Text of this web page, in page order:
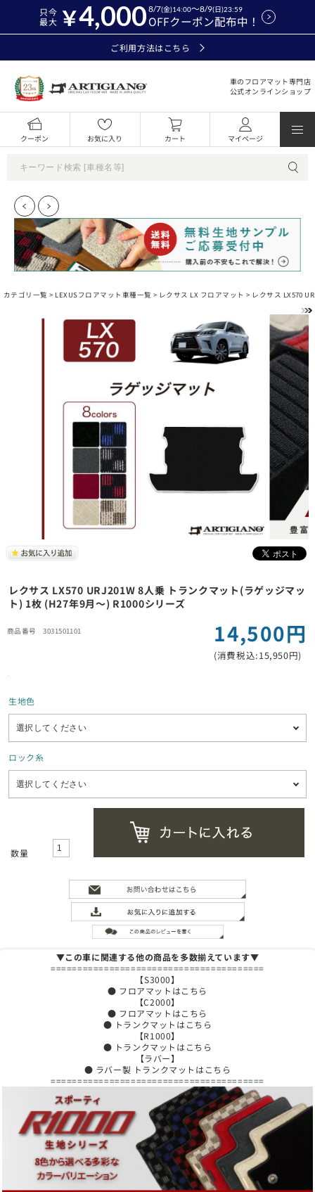
只今
最大
4,000OFFクーポン配布中！
8/7(金)14:00～8/9(日)23:59
ご利用方法はこちら
車のフロアマット専門店
公式オンラインショップ
クーポン お気に入り カート マイページ
カテゴリ一覧 > LEXUSフロアマット車種一覧 > レクサス LX フロアマット > レクサス LX570
レクサス LX570 URJ201W 8人乗 トランクマット(ラゲッジマッ
ト) 1枚 (H27年9月～) R1000シリーズ
3031501101 14,500円
(消費税込:15,950円)
生地色
ロック糸
数量
▼この車に関連する他の商品を多数揃えています▼
========================================
【S3000】
● フロアマットはこちら
【C2000】
● フロアマットはこちら
● トランクマットはこちら
【R1000】
● トランクマットはこちら
【ラバー】
● ラバー製 トランクマットはこちら
========================================